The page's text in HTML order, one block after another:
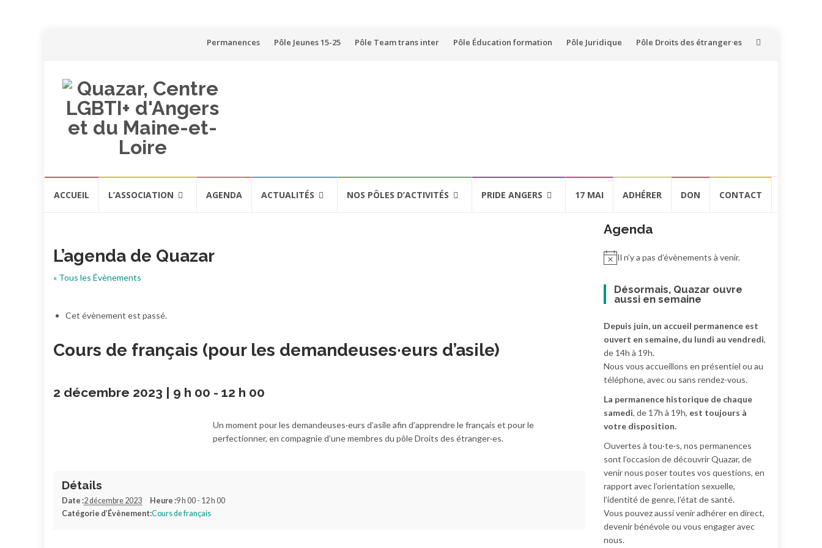
Aller
contenu
Permanences Pôle Jeunes 15-25 Pôle Team trans inter Pôle Éducation formation Pôle Juridique Pôle Droits des étranger·es
ACCUEIL L’ASSOCIATION AGENDA ACTUALITÉS NOS PÔLES D’ACTIVITÉS PRIDE ANGERS 17 MAI ADHÉRER DON CONTACT
L’agenda de Quazar
« Tous les Évènements
Cet évènement est passé.
Cours de français (pour les demandeuses·eurs d’asile)
2 décembre 2023 | 9 h 00 - 12 h 00
Un moment pour les demandeuses·eurs d’asile afin d’apprendre le français et pour le
perfectionner, en compagnie d’une membres du pôle Droits des étranger·es.
Détails
Date :2 décembre 2023 Heure :9 h 00 - 12 h 00
Catégorie d’Évènement:Cours de français
Agenda
Il n’y a pas d’évènements à venir.
Désormais, Quazar ouvre
aussi en semaine
Depuis juin, un accueil permanence est
ouvert en semaine, du lundi au vendredi,
de 14h à 19h.
Nous vous accueillons en présentiel ou au
téléphone, avec ou sans rendez-vous.
La permanence historique de chaque
samedi, de 17h à 19h, est toujours à
votre disposition.
Ouvertes à tou·te·s, nos permanences
sont l’occasion de découvrir Quazar, de
venir nous poser toutes vos questions, en
rapport avec l’orientation sexuelle,
l’identité de genre, l’état de santé.
Vous pouvez aussi venir adhérer en direct,
devenir bénévole ou vous engager avec
nous.